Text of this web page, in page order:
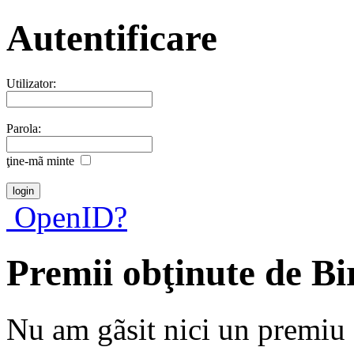
Autentificare
Utilizator:
Parola:
ţine-mã minte
OpenID?
Premii obţinute de
Nu am gãsit nici un premiu